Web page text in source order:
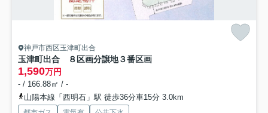
神戸市西区玉津町出合
玉津町出合 ８区画分譲地３番区画
1,590万円
- / 166.88㎡ / -
山陽本線「西明石」駅 徒歩36分車15分 3.0km